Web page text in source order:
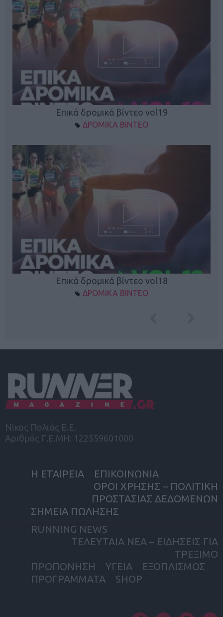
Επικά δρομικά βίντεο vol19
ΔΡΟΜΙΚΑ ΒΙΝΤΕΟ
Επικά δρομικά βίντεο vol18
ΔΡΟΜΙΚΑ ΒΙΝΤΕΟ
Νίκος Πολιάς Ε.Ε.
Αριθμός Γ.Ε.ΜΗ: 122559601000
Η ΕΤΑΙΡΕΙΑ
ΕΠΙΚΟΙΝΩΝΙΑ
ΟΡΟΙ ΧΡΗΣΗΣ – ΠΟΛΙΤΙΚΗ
ΠΡΟΣΤΑΣΙΑΣ ΔΕΔΟΜΕΝΩΝ
ΣΗΜΕΙΑ ΠΩΛΗΣΗΣ
RUNNING NEWS
ΤΕΛΕΥΤΑΙΑ ΝΕΑ – ΕΙΔΗΣΕΙΣ ΓΙΑ
ΤΡΕΞΙΜΟ
ΠΡΟΠΟΝΗΣΗ
ΥΓΕΙΑ
ΕΞΟΠΛΙΣΜΟΣ
ΠΡΟΓΡΑΜΜΑΤΑ
SHOP